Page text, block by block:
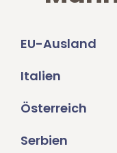
EU-Ausland
Italien
Österreich
Serbien